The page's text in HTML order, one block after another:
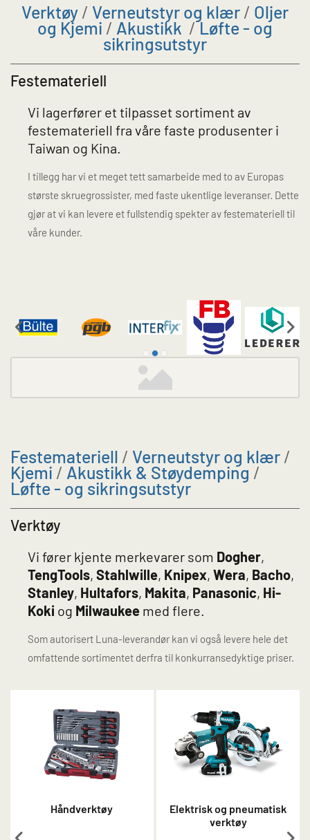
Verktøy / Verneutstyr og klær / Oljer
og Kjemi / Akustikk /Løfte - og
sikringsutstyr
Festemateriell
Vi lagerfører et tilpasset sortiment av
festemateriell fra våre faste produsenter i
Taiwan og Kina.
I tillegg har vi et meget tett samarbeide med to av Europas
største skruegrossister, med faste ukentlige leveranser. Dette
gjør at vi kan levere et fullstendig spekter av festemateriell til
våre kunder.
Festemateriell / Verneutstyr og klær /
Kjemi / Akustikk & Støydemping /
Løfte - og sikringsutstyr
Verktøy
Vi fører kjente merkevarer som Dogher,
TengTools, Stahlwille, Knipex, Wera, Bacho,
Stanley, Hultafors, Makita, Panasonic, Hi-
Koki og Milwaukee med flere.
Som autorisert Luna-leverandør kan vi også levere hele det
omfattende sortimentet derfra til konkurransedyktige priser.
Håndverktøy
Elektrisk og pneumatisk
verktøy